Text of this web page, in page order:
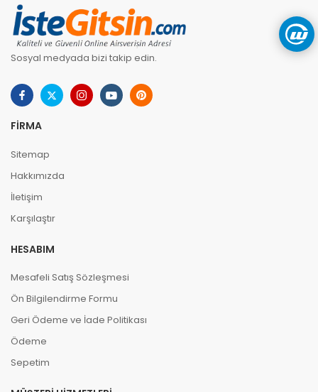
Sosyal medyada bizi takip edin.
FIRMA
Sitemap
Hakkımızda
İletişim
Karşılaştır
HESABIM
Mesafeli Satış Sözleşmesi
Ön Bilgilendirme Formu
Geri Ödeme ve İade Politikası
Ödeme
Sepetim